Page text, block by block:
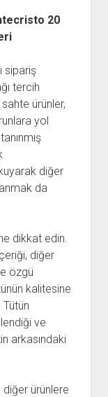
20
sipariş
tercih
ürünler,
yol
diğer
da
dikkat edin.
diğer
özgü
kalitesine
Tütün
ve
arkasındaki
ürünlere